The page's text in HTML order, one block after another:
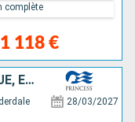
1 118 €
complète
ÉTATS-UNIS, TENERIFE, MAJORQUE, ESPAGNE
28/03/2027